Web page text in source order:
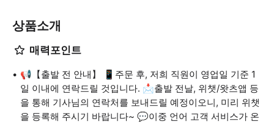
상품소개
매력포인트
📢【출발 전 안내】 📱주문 후, 저희 직원이 영업일 기준 1
일 이내에 연락드릴 것입니다. 📩출발 전날, 위챗/왓츠앱 등
을 통해 기사님의 연락처를 보내드릴 예정이오니, 미리 위챗
을 등록해 주시기 바랍니다~ 💬이중 언어 고객 서비스가 온